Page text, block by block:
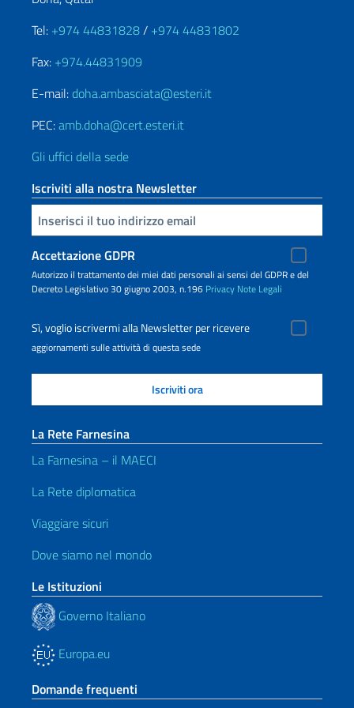
Tel: +974 44831828/ +974 44831802
Fax: +974.44831909
E-mail: doha.ambasciata@esteri.it
PEC:amb.doha@cert.esteri.it
Gli uffici della sede
Iscriviti alla nostra Newsletter
Inserisci la tua email
Accettazione GDPR
Autorizzo il trattamento dei miei dati personali ai sensi del GDPR e del
Decreto Legislativo 30 giugno 2003, n.196 Privacy Note Legali
Sì, voglio iscrivermi alla Newsletter per ricevere
aggiornamenti sulle attività di questa sede
La Rete Farnesina
La Farnesina – il MAECI
La Rete diplomatica
Viaggiare sicuri
Dove siamo nel mondo
Le Istituzioni
Governo Italiano
Europa.eu
Domande frequenti